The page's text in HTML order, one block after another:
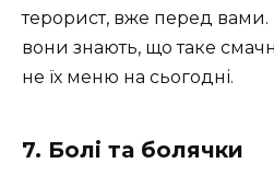
терорист, вже перед вами.
вони знають, що таке
не їх меню на сьогодні.
7. Болі та болячки